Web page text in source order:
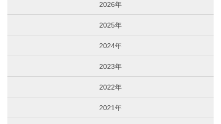
2026年
2025年
2024年
2023年
2022年
2021年